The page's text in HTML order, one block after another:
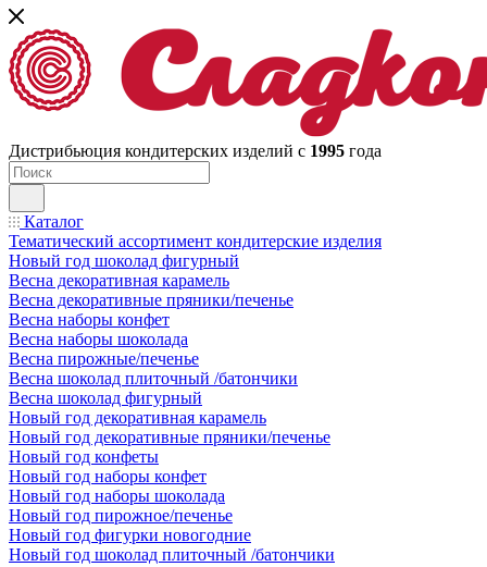
Дистрибьюция кондитерских изделий с 1995 года
Каталог
Тематический ассортимент кондитерские изделия
Новый год шоколад фигурный
Весна декоративная карамель
Весна декоративные пряники/печенье
Весна наборы конфет
Весна наборы шоколада
Весна пирожные/печенье
Весна шоколад плиточный /батончики
Весна шоколад фигурный
Новый год декоративная карамель
Новый год декоративные пряники/печенье
Новый год конфеты
Новый год наборы конфет
Новый год наборы шоколада
Новый год пирожное/печенье
Новый год фигурки новогодние
Новый год шоколад плиточный /батончики